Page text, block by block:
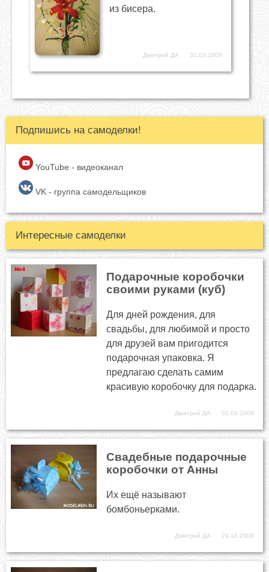
из бисера.
Дмитрий ДА 31.03.2009
Подпишись на самоделки!
YouTube - видеоканал
VK - группа самодельщиков
Интересные самоделки
Подарочные коробочки
своими руками (куб)
Для дней рождения, для
свадьбы, для любимой и просто
для друзей вам пригодится
подарочная упаковка. Я
предлагаю сделать самим
красивую коробочку для подарка.
Дмитрий ДА 01.06.2009
Свадебные подарочные
коробочки от Анны
Их ещё называют
бомбоньерками.
Дмитрий ДА 29.10.2009